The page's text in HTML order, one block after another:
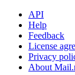
API
Help
Feedback
License
Privacy
About